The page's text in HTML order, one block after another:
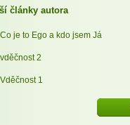
články autora
Co je to Ego a kdo jsem Já
vděčnost 2
Vděčnost 1